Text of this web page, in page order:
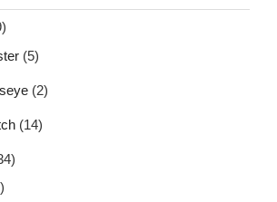
(5)
(2)
(14)